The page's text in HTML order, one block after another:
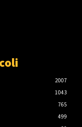
2007
1043
765
499